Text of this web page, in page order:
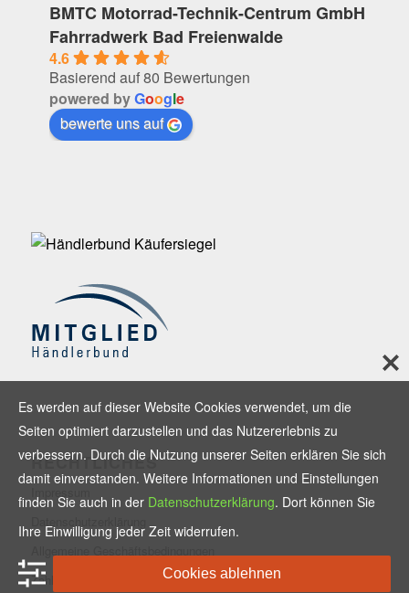
BMTC Motorrad-Technik-Centrum GmbH
Fahrradwerk Bad Freienwalde
4.6
Basierend auf 80 Bewertungen
powered byGoogle
bewerte uns auf
RECHTLICHES
Zahlungsmethoden und Versand
Es werden auf dieser Website Cookies verwendet, um die
Seiten optimiert darzustellen und das Nutzererlebnis zu
verbessern. Durch die Nutzung unserer Seiten erklären Sie sich
damit einverstanden. Weitere Informationen und Einstellungen
finden Sie auch in der Datenschutzerklärung. Dort können Sie
Ihre Einwilligung jeder Zeit widerrufen.
Cookies ablehnen